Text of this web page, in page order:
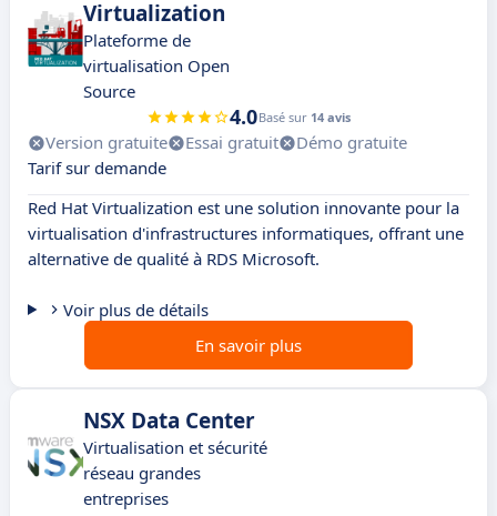
Virtualization
Plateforme de
virtualisation Open
Source
4.0Basé sur 14 avis
Version gratuite Essai gratuit
Démo gratuite
Tarif sur demande
Red Hat Virtualization est une solution innovante pour la
virtualisation d'infrastructures informatiques, offrant une
alternative de qualité à RDS Microsoft.
Voir plus de détails
En savoir plus
NSX Data Center
Virtualisation et sécurité
réseau grandes
entreprises